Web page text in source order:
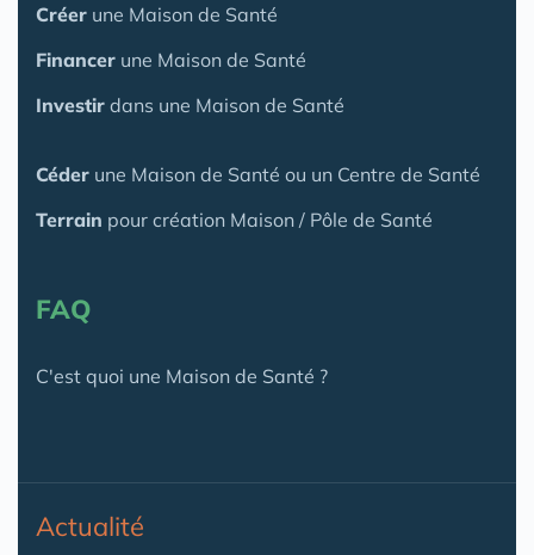
Créer une Maison de Santé
Financer une Maison de Santé
Investir dans une Maison de Santé
Céder une Maison de Santé ou un Centre de Santé
Terrain pour création Maison / Pôle de Santé
FAQ
C'est quoi une Maison de Santé ?
Actualité